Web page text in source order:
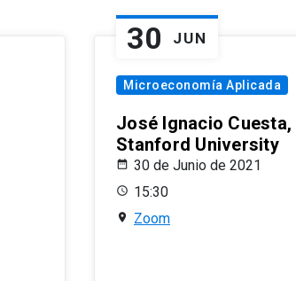
30 JUN
Microeconomía Aplicada
José Ignacio Cuesta,
Stanford University
30 de Junio de 2021
15:30
Zoom